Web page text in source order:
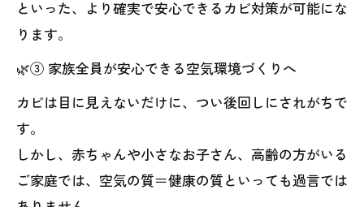
といった、より確実で安心できるカビ対策が可能にな
ります。
🌿③ 家族全員が安心できる空気環境づくりへ
カビは目に見えないだけに、つい後回しにされがちで
す。
しかし、赤ちゃんや小さなお子さん、高齢の方がいる
ご家庭では、空気の質＝健康の質といっても過言では